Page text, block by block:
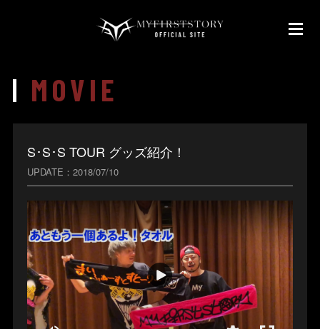
MOVIE
S･S･S TOUR グッズ紹介！
UPDATE 2018/07/10